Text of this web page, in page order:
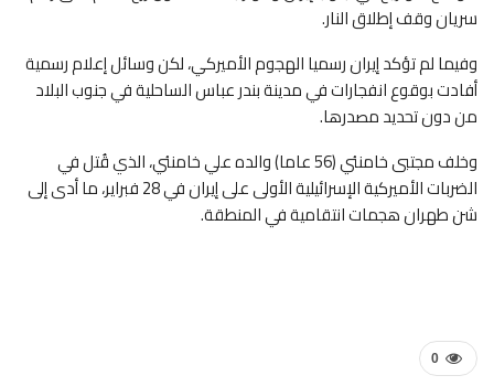
سريان وقف إطلاق النار.
وفيما لم تؤكد إيران رسميا الهجوم الأميركي، لكن وسائل إعلام رسمية
أفادت بوقوع انفجارات في مدينة بندر عباس الساحلية في جنوب البلاد
من دون تحديد مصدرها.
وخلف مجتبى خامنئي (56 عاما) والده علي خامنئي، الذي قُتل في
الضربات الأميركية الإسرائيلية الأولى على إيران في 28 فبراير، ما أدى إلى
شن طهران هجمات انتقامية في المنطقة.
0